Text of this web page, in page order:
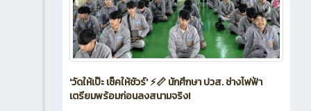
'วัดให้เป๊ะ เช็คให้ชัวร์' ⚡📏 นักศึกษา ปวส. ช่างไฟฟ้า
เตรียมพร้อมก่อนลงสนามจริง!